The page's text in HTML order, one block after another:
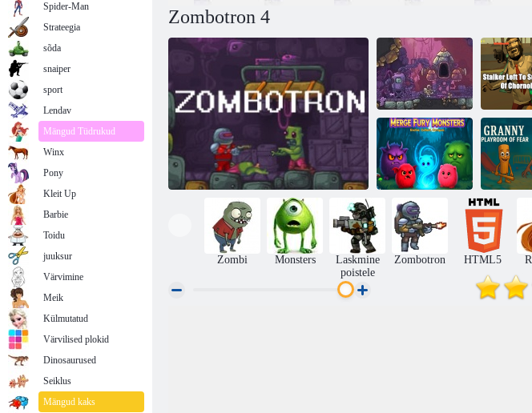
Zombotron 4
Zombotron 2
Time Machine
Ühendage
karvased
koletised
Zombi Monsters
Laskmine
poistele
Zombotron HTML5
Spider-Man
Strateegia
sõda
snaiper
sport
Lendav
Mängud Tüdrukud
Winx
Pony
Kleit Up
Barbie
Toidu
juuksur
Värvimine
Meik
Külmutatud
Värvilised plokid
Dinosaurused
Seiklus
Mängud kaks